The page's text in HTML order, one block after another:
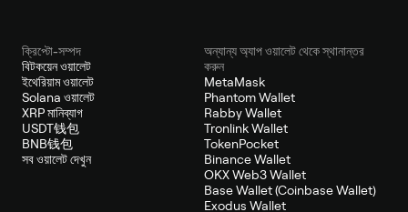
ক্রিপ্টো-সম্পদ
বিটকয়েন ওয়ালেট
ইথেরিয়াম ওয়ালেট
Solana ওয়ালেট
XRP মানিব্যাগ
USDT钱包
BNB钱包
সব ওয়ালেট দেখুন
অন্যান্য অ্যাপ ওয়ালেট থেকে স্থানান্তর
করুন
MetaMask
Phantom Wallet
Rabby Wallet
Tronlink Wallet
TokenPocket
Binance Wallet
OKX Web3 Wallet
Base Wallet (Coinbase Wallet)
Exodus Wallet